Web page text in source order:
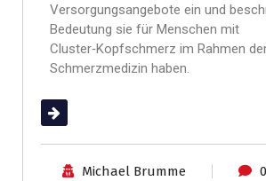
Versorgungsangebote ein und
Bedeutung sie für Menschen mit
Cluster‑Kopfschmerz im Rahmen
Schmerzmedizin haben.
(mehr …)
Michael Brumme